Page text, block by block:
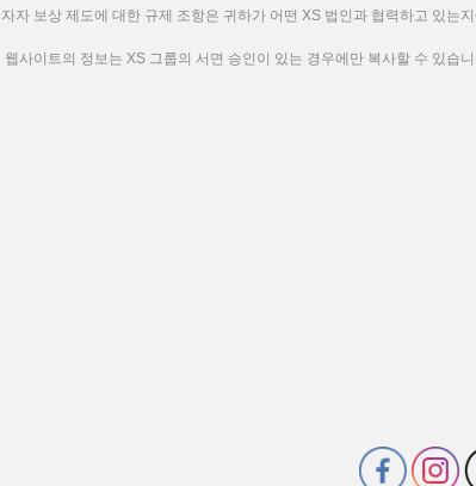
자 보상 제도에 대한 규제 조항은 귀하가 어떤 XS 법인과 협력하고 있는
웹사이트의 정보는 XS 그룹의 서면 승인이 있는 경우에만 복사할 수 있습